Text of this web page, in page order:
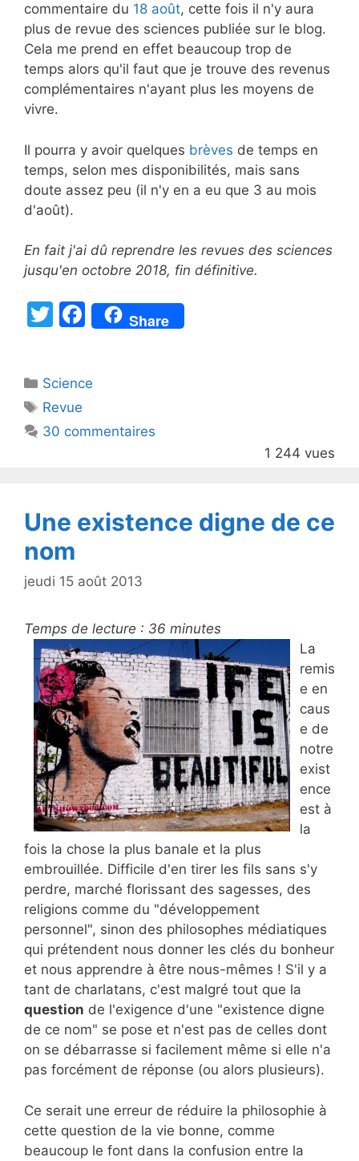
commentaire du 18 août, cette fois il n'y aura
plus de revue des sciences publiée sur le blog.
Cela me prend en effet beaucoup trop de
temps alors qu'il faut que je trouve des revenus
complémentaires n'ayant plus les moyens de
vivre.
Il pourra y avoir quelques brèves de temps en
temps, selon mes disponibilités, mais sans
doute assez peu (il n'y en a eu que 3 au mois
d'août).
En fait j'ai dû reprendre les revues des sciences
jusqu'en octobre 2018, fin définitive.
T
er
F
a
e
o
Share
Catégories
Science
Étiquettes
Revue
30 commentaires
1 244 vues
Une existence digne de ce
nom
jeudi 15 août 2013
Temps de lecture : 36 minutes
La
remis
e en
caus
e de
notre
exist
ence
est à
la
fois la chose la plus banale et la plus
embrouillée. Difficile d'en tirer les fils sans s'y
perdre, marché florissant des sagesses, des
religions comme du "développement
personnel", sinon des philosophes médiatiques
qui prétendent nous donner les clés du bonheur
et nous apprendre à être nous-mêmes ! S'il y a
tant de charlatans, c'est malgré tout que la
question de l'exigence d'une "existence digne
de ce nom" se pose et n'est pas de celles dont
on se débarrasse si facilement même si elle n'a
pas forcément de réponse (ou alors plusieurs).
Ce serait une erreur de réduire la philosophie à
cette question de la vie bonne, comme
beaucoup le font dans la confusion entre la